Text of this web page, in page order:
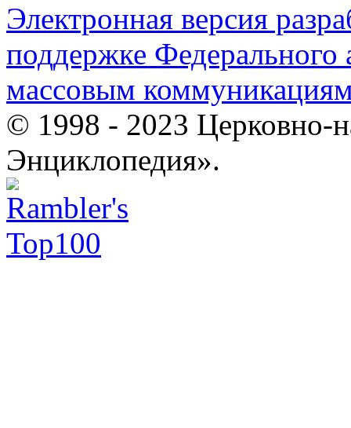
Электронная версия
поддержке Федерального
массовым
© 1998 - 2023 Церковно-
Энциклопедия».